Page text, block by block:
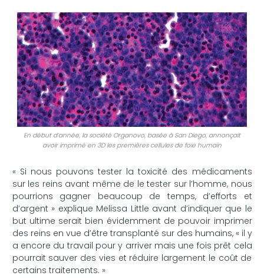
En début d’année, la société Organovo, basée à San Diego, annonçait
avoir imprimé en 3D les premières cellules de foie humain
« Si nous pouvons tester la toxicité des médicaments
sur les reins avant même de le tester sur l’homme, nous
pourrions gagner beaucoup de temps, d’efforts et
d’argent » explique Melissa Little avant d’indiquer que le
but ultime serait bien évidemment de pouvoir imprimer
des reins en vue d’être transplanté sur des humains, « il y
a encore du travail pour y arriver mais une fois prêt cela
pourrait sauver des vies et réduire largement le coût de
certains traitements. »